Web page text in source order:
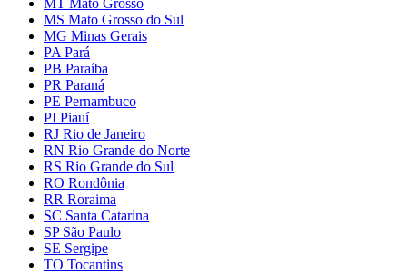
MT Mato Grosso
MS Mato Grosso do Sul
MG Minas Gerais
PA Pará
PB Paraíba
PR Paraná
PE Pernambuco
PI Piauí
RJ Rio de Janeiro
RN Rio Grande do Norte
RS Rio Grande do Sul
RO Rondônia
RR Roraima
SC Santa Catarina
SP São Paulo
SE Sergipe
TO Tocantins